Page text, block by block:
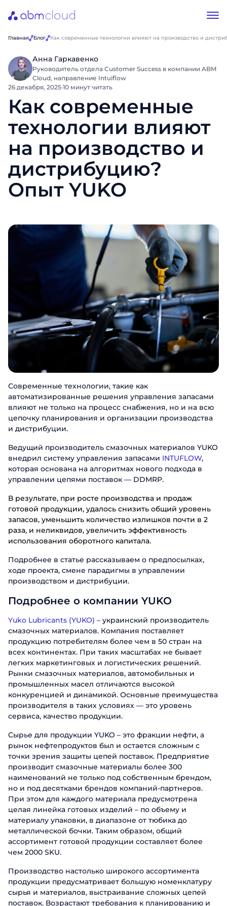
Главная Блог Как современные технологии влияют на производство и
Анна Гаркавенко
Руководитель отдела Customer Success в компании ABM
Cloud, направление Intuiflow
26 декабря, 2025·10 минут читать
Как современные
технологии влияют
на производство и
дистрибуцию?
Опыт YUKO
Современные технологии, такие как
автоматизированные решения управления запасами
влияют не только на процесс снабжения, но и на всю
цепочку планирования и организации производства
и дистрибуции.
Ведущий производитель смазочных материалов YUKO
внедрил систему управления запасами INTUFLOW,
которая основана на алгоритмах нового подхода в
управлении цепями поставок — DDMRP.
В результате, при росте производства и продаж
готовой продукции, удалось снизить общий уровень
запасов, уменьшить количество излишков почти в 2
раза, и неликвидов, увеличить эффективность
использования оборотного капитала.
Подробнее в статье рассказываем о предпосылках,
ходе проекта, смене парадигмы в управлении
производством и дистрибуции.
Подробнее о компании YUKO
Yuko Lubricants (YUKO) – украинский производитель
смазочных материалов. Компания поставляет
продукцию потребителям более чем в 50 стран на
всех континентах. При таких масштабах не бывает
легких маркетинговых и логистических решений.
Рынки смазочных материалов, автомобильных и
промышленных масел отличаются высокой
конкуренцией и динамикой. Основные преимущества
производителя в таких условиях — это уровень
сервиса, качество продукции.
Сырье для продукции YUKO – это фракции нефти, а
рынок нефтепродуктов был и остается сложным с
точки зрения защиты цепей поставок. Предприятие
производит смазочные материалы более 300
наименований не только под собственным брендом,
но и под десятками брендов компаний-партнеров.
При этом для каждого материала предусмотрена
целая линейка готовых изделий – по объему и
материалу упаковки, в диапазоне от тюбика до
металлической бочки. Таким образом, общий
ассортимент готовой продукции составляет более
чем 2000 SKU.
Производство настолько широкого ассортимента
продукции предусматривает большую номенклатуру
сырья и материалов, выстраивание сложных цепей
поставок. Возрастают требования к планированию и